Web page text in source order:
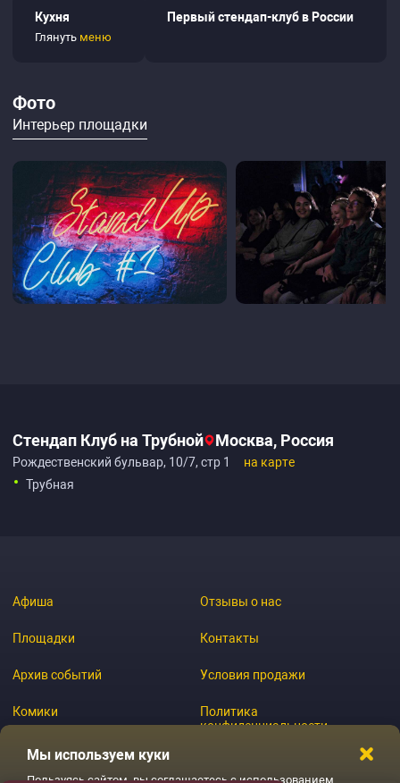
Кухня
Глянуть меню
Первый стендап-клуб в России
Фото
Интерьер площадки
Стендап Клуб на Трубной Москва, Россия
Рождественский бульвар, 10/7, стр 1
на карте
Трубная
Афиша
Площадки
Архив событий
Комики
Журнал
Отзывы о нас
Контакты
Условия продажи
Политика
конфиденциальности
Мы используем куки
Пользуясь сайтом, вы соглашаетесь с использованием